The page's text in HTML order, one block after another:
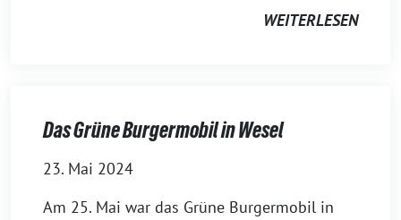
WEITERLESEN
Das Grüne Burgermobil in Wesel
23. Mai 2024
Am 25. Mai war das Grüne Burgermobil in